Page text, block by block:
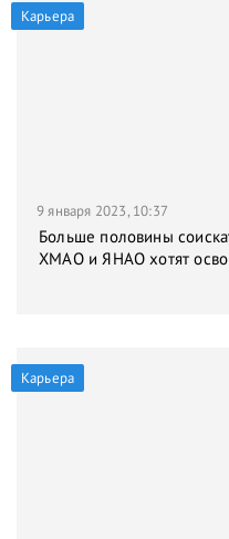
Карьера
9 января 2023, 10:37
Больше половины
ХМАО и ЯНАО хотят
Карьера